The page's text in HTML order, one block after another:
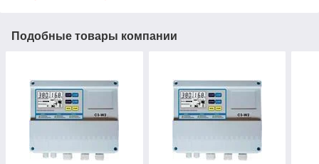
Подобные товары компании